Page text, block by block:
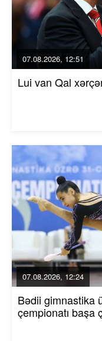
07.08.2026, 12:51
Lui van Qal
07.08.2026, 12:24
Bədii gimnastika
çempionatı başa